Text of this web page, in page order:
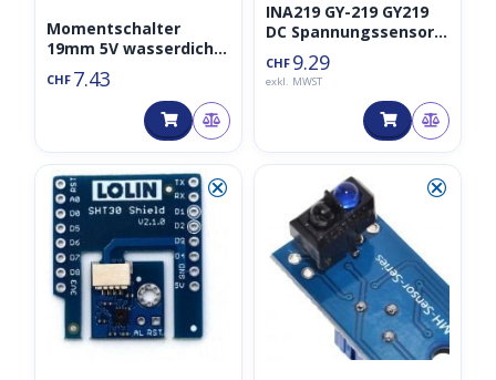
Momentschalter
19mm 5V wasserdicht
NO (a. Kippschalter
Druckschalter
Druckknopf)
CHF 7.43
INA219 GY-219 GY219
DC Spannungssensor
Bi-directional
CHF 9.29
exkl. MWST
⮿ ⮿